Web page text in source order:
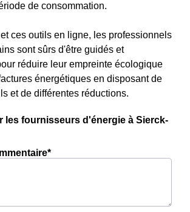
de consommation.
ces outils en ligne, les professionnels
sont sûrs d'être guidés et
réduire leur empreinte écologique
énergétiques en disposant de
et de différentes réductions.
les fournisseurs d'énergie à Sierck-